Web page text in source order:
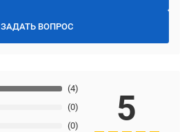
ЗАДАТЬ ВОПРОС
(0)
(0)
(4)
5